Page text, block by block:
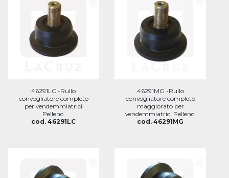
46291LC -Rullo
convogliatore completo
per vendemmiatrici
Pellenc.
cod. 46291LC
46291MG -Rullo
convogliatore completo
maggiorato per
vendemmiatrici Pellenc.
cod. 46291MG